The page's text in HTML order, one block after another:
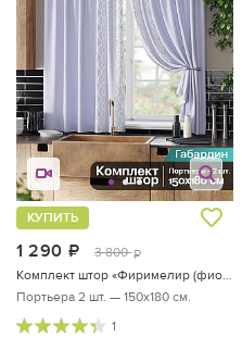
1 290 руб.
3 800 руб.
КУПИТЬ
Портьера 2 шт. — 150х180 см.
1